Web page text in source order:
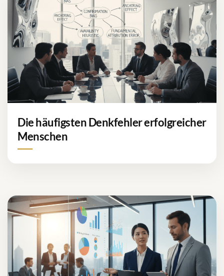
Die häufigsten Denkfehler erfolgreicher
Menschen